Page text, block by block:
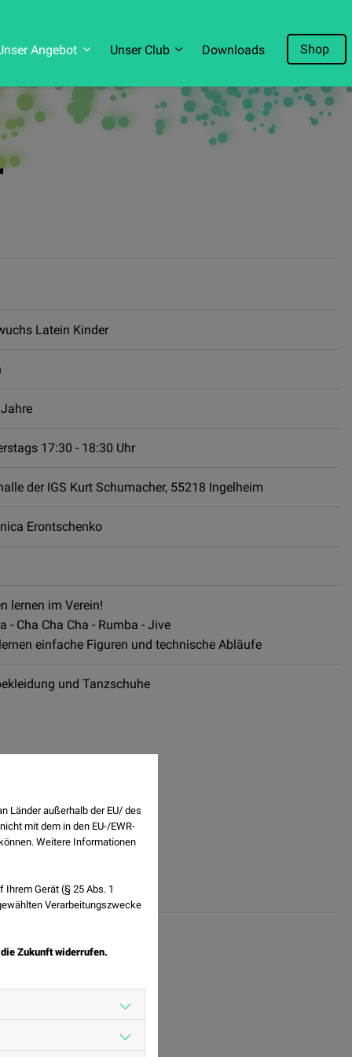
Angebot Unser Club Downloads Shop
Latein Kinder
17:30 - 18:30 Uhr
der IGS Kurt Schumacher, 55218 Ingelheim
Erontschenko
lernen im Verein!
- Cha Cha Cha - Rumba - Jive
einfache Figuren und technische Abläufe
und Tanzschuhe
Länder außerhalb der EU/ des
mit dem in den EU-/EWR-
Weitere Informationen
Ihrem Gerät (§ 25 Abs. 1
Verarbeitungszwecke
Zukunft widerrufen.